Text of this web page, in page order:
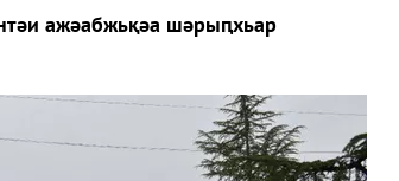
ажәабжьқәа шәрыԥхьар